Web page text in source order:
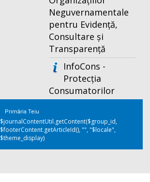
Neguvernamentale
pentru Evidență,
Consultare și
Transparență
InfoCons -
Protecția
Consumatorilor
Primăria Teiu
$journalContentUtil.getContent($group_id,
$footerContent.getArticleId(), "", "$locale",
$theme_display)